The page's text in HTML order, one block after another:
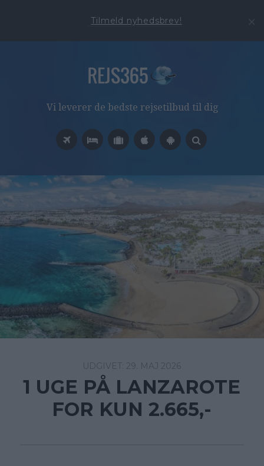
Tilmeld nyhedsbrev!
Vi leverer de bedste rejsetilbud til dig
29. MAJ 2026
1 UGE PÅ LANZAROTE
FOR KUN 2.665,-